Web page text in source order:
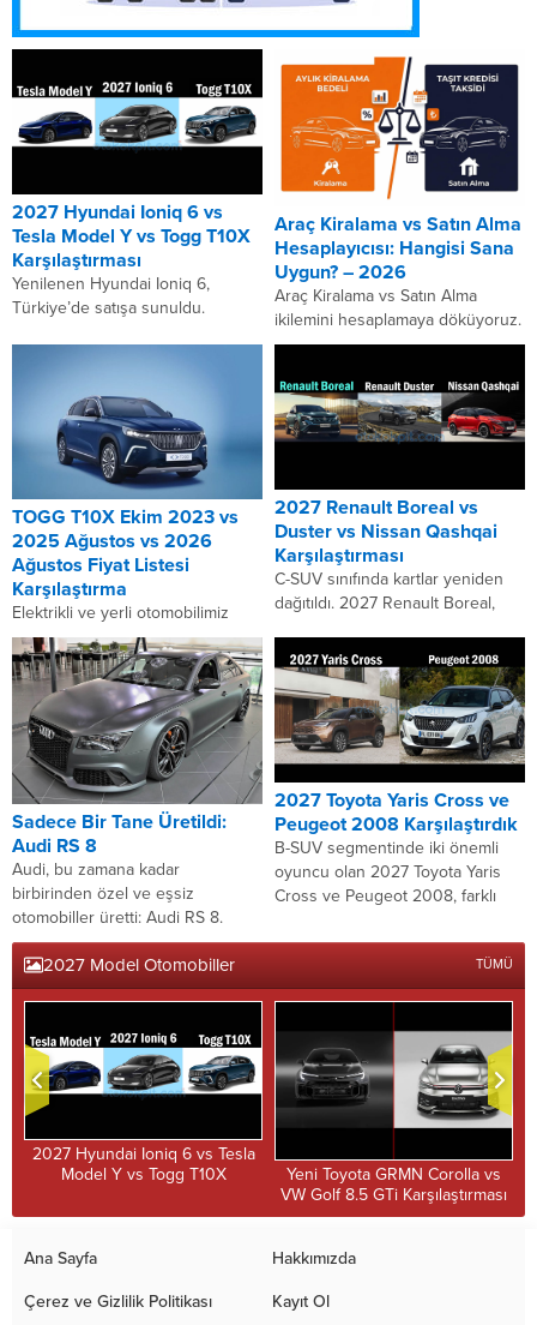
2027 Hyundai Ioniq 6 vs
Tesla Model Y vs Togg T10X
Karşılaştırması
Yenilenen Hyundai Ioniq 6,
Türkiye’de satışa sunuldu.
Araç Kiralama vs Satın Alma
Hesaplayıcısı: Hangisi Sana
Uygun? – 2026
Araç Kiralama vs Satın Alma
ikilemini hesaplamaya döküyoruz.
Araç alırken “kredi mi çeksem,
sorusunun cevabı kişiden...
TOGG T10X Ekim 2023 vs
2025 Ağustos vs 2026
Ağustos Fiyat Listesi
Karşılaştırma
Elektrikli ve yerli otomobilimiz
TOGG T10X için Ekim 2023’te 1.2
milyon TL’den satılıyordu. İki yıla
yakan geçen süre sonunda
TOGG’un...
2027 Renault Boreal vs
Duster vs Nissan Qashqai
Karşılaştırması
C-SUV sınıfında kartlar yeniden
dağıtıldı. 2027 Renault Boreal,
Qashqai; her biri farklı bir sürüş
deneyimi, motor...
Sadece Bir Tane Üretildi:
Audi RS 8
Audi, bu zamana kadar
birbirinden özel ve eşsiz
otomobiller üretti: Audi RS 8.
Özellikle S ve RS ailesinin tadı
da...
2027 Toyota Yaris Cross ve
Peugeot 2008 Karşılaştırdık
B-SUV segmentinde iki önemli
oyuncu olan 2027 Toyota Yaris
Cross ve Peugeot 2008, farklı
kullanıcıların karşısına çıkıyor.
Toyota’nın hibrit teknolojisindeki
uzmanlığını...
2027 Model Otomobiller TÜMÜ
2027 Hyundai Ioniq 6 vs Tesla
Model Y vs Togg T10X
Yeni Toyota GRMN Corolla vs
VW Golf 8.5 GTi Karşılaştırması
Ana Sayfa Hakkımızda
Çerez ve Gizlilik Politikası Kayıt Ol